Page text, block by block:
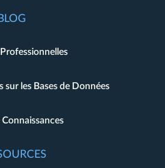
BLOG
sur les Bases de Données